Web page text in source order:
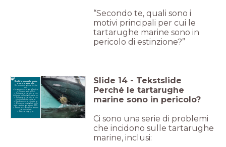
“Secondo te, quali sono i
motivi principali per cui le
tartarughe marine sono in
pericolo di estinzione?”
Perché le tartarughe marine
sono in pericolo
Per una serie di motivi, tra
cui:
➢Inquinamento da plastica.
➢ Disastri petroliferi.
➢ Sviluppo costiero che
influisce sulla nidificazione.
➢ Sviluppo costiero che
elimina habitat e cibo.
➢ Cambiamento climatico.
➢ Rimanere impigliati nelle
attrezzature da pesca APD.
➢ Pesca accidentale e pesca
commerciale.
➢ Bracconaggio.
Slide 14 - Tekstslide
Perché le tartarughe
marine sono in pericolo?
Ci sono una serie di problemi
che incidono sulle tartarughe
marine, inclusi: